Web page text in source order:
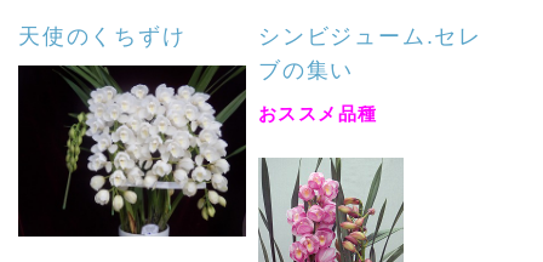
天使のくちずけ
シンビジューム.セレ
ブの集い
おススメ品種